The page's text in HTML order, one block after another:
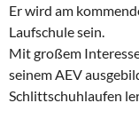
Er wird am
Laufschule sein.
Mit großem
seinem AEV
Schlittschuhlaufen